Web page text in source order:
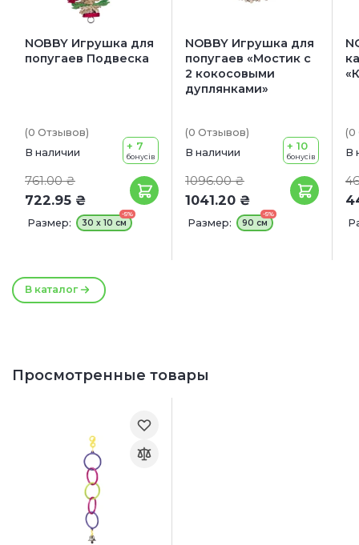
В каталог
NOBBY Игрушка для
попугаев Подвеска
(0 Отзывов)
В наличии
761.00 ₴
722.95 ₴
+ 7
бонусів
Размер:
-5%
30 x 10 см
NOBBY Игрушка для
попугаев «Мостик с
2 кокосовыми
дуплянками»
(0 Отзывов)
В наличии
1096.00 ₴
1041.20 ₴
+ 10
бонусів
Размер:
-5%
90 см
(0
В
Просмотренные товары